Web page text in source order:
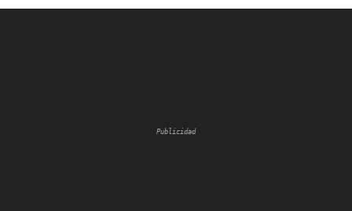
Publicidad